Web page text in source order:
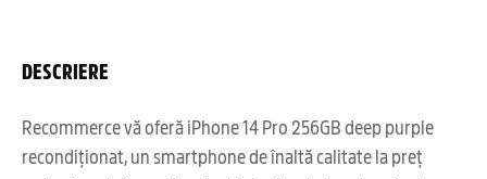
DESCRIERE
Recommerce vă oferă iPhone 14 Pro 256GB deep purple
recondiționat, un smartphone de înaltă calitate la preț